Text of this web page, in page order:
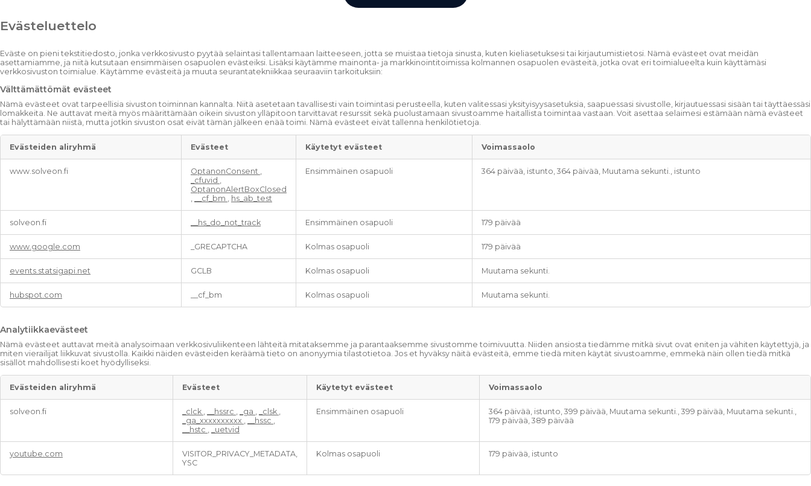
Evästeluettelo
Eväste on pieni tekstitiedosto, jonka verkkosivusto pyytää selaintasi tallentamaan laitteeseen, jotta se muistaa tietoja sinusta, kuten kieliasetuksesi tai kirjautumistietosi. Nämä evästeet ovat meidän
asettamiamme, ja niitä kutsutaan ensimmäisen osapuolen evästeiksi. Lisäksi käytämme mainonta- ja markkinointitoimissa kolmannen osapuolen evästeitä, jotka ovat eri toimialueelta kuin käyttämäsi
verkkosivuston toimialue. Käytämme evästeitä ja muuta seurantatekniikkaa seuraaviin tarkoituksiin:
Välttämättömät evästeet
Nämä evästeet ovat tarpeellisia sivuston toiminnan kannalta. Niitä asetetaan tavallisesti vain toimintasi perusteella, kuten valitessasi yksityisyysasetuksia, saapuessasi sivustolle, kirjautuessasi sisään tai täyttäessäsi
lomakkeita. Ne auttavat meitä myös määrittämään oikein sivuston ylläpitoon tarvittavat resurssit sekä puolustamaan sivustoamme haitallista toimintaa vastaan. Voit asettaa selaimesi estämään nämä evästeet
tai hälyttämään niistä, mutta jotkin sivuston osat eivät tämän jälkeen enää toimi. Nämä evästeet eivät tallenna henkilötietoja.
t
t
m
t
v
s
t
Evästeiden aliryhmä Evästeet Käytetyt evästeet Voimassaolo
www.solveon.fi OptanonConsent
_cfuvid
OptanonAlertBoxClosed
__cf_bm hs_ab_test
Ensimmäinen osapuoli 364 päivää, istunto, 364 päivää, Muutama sekunti., istunto
solveon.fi __hs_do_not_track Ensimmäinen osapuoli 179 päivää
www.google.com _GRECAPTCHA Kolmas osapuoli 179 päivää
events.statsigapi.net GCLB Kolmas osapuoli Muutama sekunti.
hubspot.com __cf_bm Kolmas osapuoli Muutama sekunti.
Analytiikkaevästeet
Nämä evästeet auttavat meitä analysoimaan verkkosivuliikenteen lähteitä mitataksemme ja parantaaksemme sivustomme toimivuutta. Niiden ansiosta tiedämme mitkä sivut ovat eniten ja vähiten käytettyjä, ja
miten vierailijat liikkuvat sivustolla. Kaikki näiden evästeiden keräämä tieto on anonyymia tilastotietoa. Jos et hyväksy näitä evästeitä, emme tiedä miten käytät sivustoamme, emmekä näin ollen tiedä mitkä
sisällöt mahdollisesti koet hyödylliseksi.
Evästeiden aliryhmä Evästeet Käytetyt evästeet Voimassaolo
solveon.fi _clck __hssrc _ga _clsk
_ga_xxxxxxxxxx
__hssc
__hstc
_uetvid
Ensimmäinen osapuoli
364 päivää, istunto, 399 päivää, Muutama sekunti., 399 päivää, Muutama sekunti.,
179 päivää, 389 päivää
youtube.com
VISITOR_PRIVACY_METADATA,
YSC
Kolmas osapuoli 179 päivää, istunto